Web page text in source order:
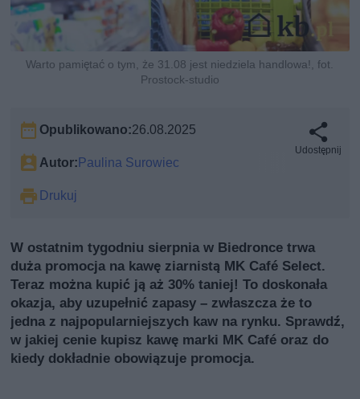
Warto pamiętać o tym, że 31.08 jest niedziela handlowa!, fot.
Prostock-studio
Opublikowano:26.08.2025
Autor: Paulina Surowiec
Drukuj
Udostępnij
W ostatnim tygodniu sierpnia w Biedronce trwa
duża promocja na kawę ziarnistą MK Café Select.
Teraz można kupić ją aż 30% taniej! To doskonała
okazja, aby uzupełnić zapasy – zwłaszcza że to
jedna z najpopularniejszych kaw na rynku. Sprawdź,
w jakiej cenie kupisz kawę marki MK Café oraz do
kiedy dokładnie obowiązuje promocja.